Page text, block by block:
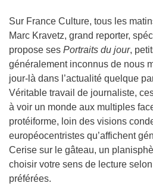
Sur France Culture, tous les
Marc Kravetz, grand reporter,
propose ses Portraits du jour,
généralement inconnus de nous
jour-là dans l’actualité quelque
Véritable travail de journaliste,
à voir un monde aux multiples
protéiforme, loin des visions
européocentristes qu’affichent
Cerise sur le gâteau, un
choisir votre sens de lecture
préférées.